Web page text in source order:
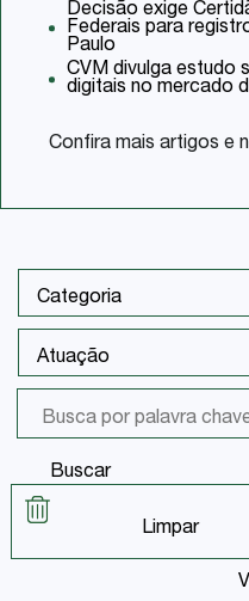
Decisão exige
Federais para
Paulo
CVM divulga estudo
digitais no mercado
Confira mais artigos e
Buscar
Limpar